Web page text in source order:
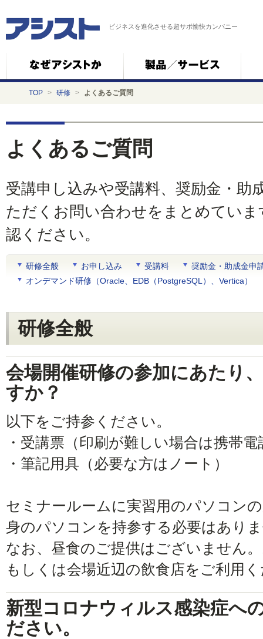
ビジネスを進化させる超サポ愉快カンパニー
TOP > 研修 > よくあるご質問
よくあるご質問
受講申し込みや受講料、奨励金・助
ただくお問い合わせをまとめていま
認ください。
研修全般 お申し込み 受講料
奨励金・助成金申
オンデマンド研修（Oracle、EDB（PostgreSQL）、Vertica）
研修全般
会場開催研修の参加にあたり
すか？
以下をご持参ください。
・受講票（印刷が難しい場合は携帯
・筆記用具（必要な方はノート）
セミナールームに実習用のパソコン
身のパソコンを持参する必要はあり
なお、昼食のご提供はございません
もしくは会場近辺の飲食店をご利用
新型コロナウィルス感染症へ
ださい。